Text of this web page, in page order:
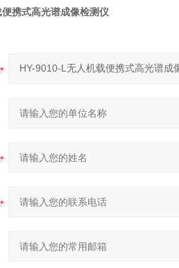
携式高光谱成像检测仪